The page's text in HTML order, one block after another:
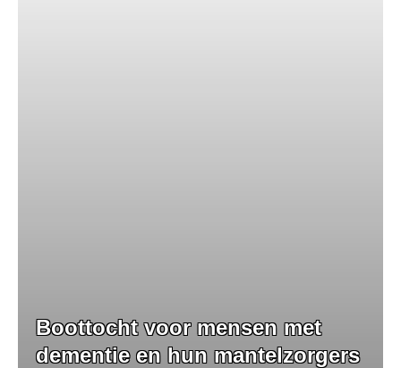
Boottocht voor mensen met
dementie en hun mantelzorgers